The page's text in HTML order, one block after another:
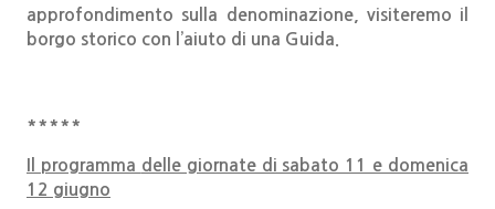
approfondimento sulla denominazione, visiteremo il
borgo storico con l’aiuto di una Guida.
*****
Il programma delle giornate di sabato 11 e domenica
12 giugno